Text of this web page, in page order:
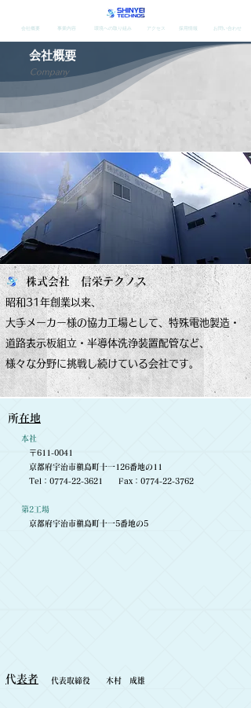
会社概要 事業内容 環境への取り組み アクセス 採用情報 お問い合わせ
​会社概要
Company
​株式会社 信栄テクノス
​昭和31年創業以来、
大手メーカー様の協力工場として、特殊電池製造・
道路表示板組立・ 半導体洗浄装置配管など、
様々な分野に挑戦し続けている会社です。
​所在地
本社
〒611-0041
京都府宇治市槇島町十一126番地の11
Tel：0774-22-3621 Fax：0774-22-3762
第2工場
京都府宇治市槇島町十一5番地の5
​代表者 代表取締役 木村 成雄